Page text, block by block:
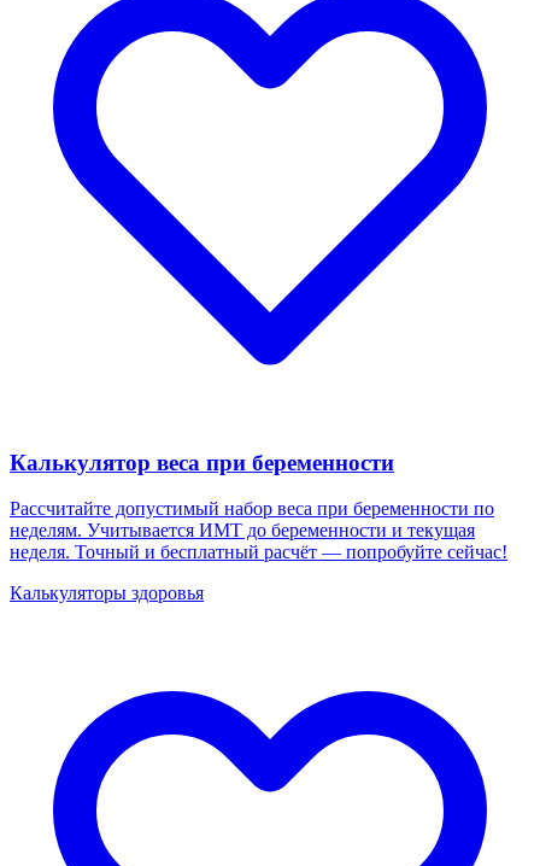
Калькулятор веса при беременности
Рассчитайте допустимый набор веса при беременности по
неделям. Учитывается ИМТ до беременности и текущая
неделя. Точный и бесплатный расчёт — попробуйте сейчас!
Калькуляторы здоровья